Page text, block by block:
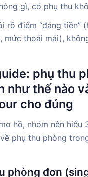
gì, có phụ thu
rõ điểm “đáng tiền”
mức thoải mái),
phụ thu
như thế nào
cho đúng
hồ, nhóm nên hiểu
phụ thu phòng
phòng đơn